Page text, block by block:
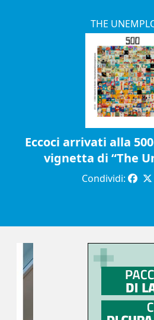
THE
Eccoci arrivati alla
vignetta di “The
Condividi: